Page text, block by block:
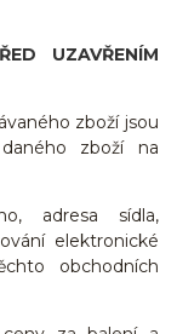
UZAVŘENÍM
zboží jsou
zboží na
adresa sídla,
elektronické
obchodních